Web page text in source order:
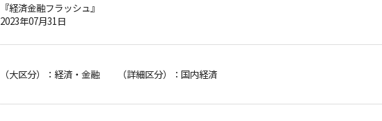
『経済金融フラッシュ』
2023年07月31日
（大区分）：経済・金融 （詳細区分）：国内経済